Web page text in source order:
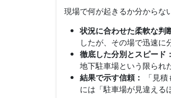
現場で何が起きるか分からな
状況に合わせた柔軟な判
したが、その場で迅速に
徹底した分別とスピード：
地下駐車場という限られ
結果で示す信頼：
「見
には「駐車場が見違える